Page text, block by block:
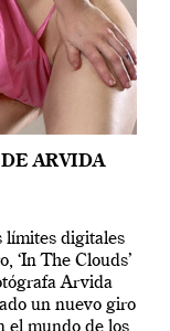
ARVIDA
límites digitales
‘In The Clouds’
Arvida
un nuevo giro